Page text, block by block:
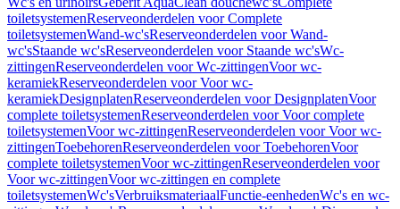
toiletsystemenReserveonderdelen voor Complete
toiletsystemenWand-wc'sReserveonderdelen voor Wand-
wc'sStaande wc'sReserveonderdelen voor Staande wc'sWc-
zittingenReserveonderdelen voor Wc-zittingenVoor wc-
keramiekReserveonderdelen voor Voor wc-
keramiekDesignplatenReserveonderdelen voor DesignplatenVoor
complete toiletsystemenReserveonderdelen voor Voor complete
toiletsystemenVoor wc-zittingenReserveonderdelen voor Voor wc-
zittingenToebehorenReserveonderdelen voor ToebehorenVoor
complete toiletsystemenVoor wc-zittingenReserveonderdelen voor
Voor wc-zittingenVoor wc-zittingen en complete
toiletsystemenWc'sVerbruiksmateriaalFunctie-eenhedenWc's en wc-